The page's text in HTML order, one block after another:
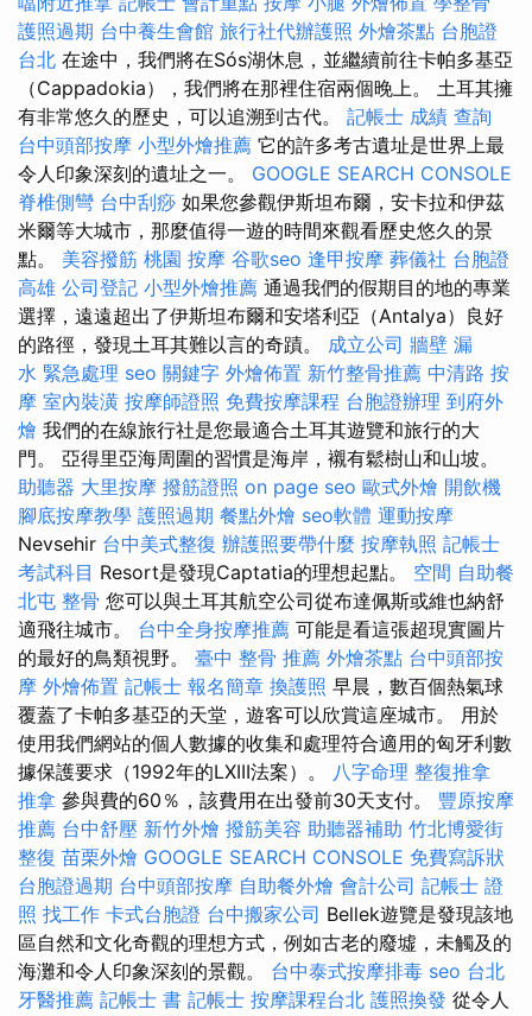
護照過期 台中養生會館 旅行社代辦護照 外燴茶點 台胞證
台北 在途中，我們將在Sós湖休息，並繼續前往卡帕多基亞
（Cappadokia），我們將在那裡住宿兩個晚上。 土耳其擁
有非常悠久的歷史，可以追溯到古代。 記帳士 成績 查詢
台中頭部按摩 小型外燴推薦 它的許多考古遺址是世界上最
令人印象深刻的遺址之一。 GOOGLE SEARCH CONSOLE
脊椎側彎 台中刮痧 如果您參觀伊斯坦布爾，安卡拉和伊茲
米爾等大城市，那麼值得一遊的時間來觀看歷史悠久的景
點。 美容撥筋 桃園 按摩 谷歌seo 逢甲按摩 葬儀社 台胞證
高雄 公司登記 小型外燴推薦 通過我們的假期目的地的專業
選擇，遠遠超出了伊斯坦布爾和安塔利亞（Antalya）良好
的路徑，發現土耳其難以言的奇蹟。 成立公司 牆壁 漏
水 緊急處理 seo 關鍵字 外燴佈置 新竹整骨推薦 中清路 按
摩 室內裝潢 按摩師證照 免費按摩課程 台胞證辦理 到府外
燴 我們的在線旅行社是您最適合土耳其遊覽和旅行的大
門。 亞得里亞海周圍的習慣是海岸，襯有鬆樹山和山坡。
助聽器 大里按摩 撥筋證照 on page seo 歐式外燴 開飲機
腳底按摩教學 護照過期 餐點外燴 seo軟體 運動按摩
Nevsehir 台中美式整復 辦護照要帶什麼 按摩執照 記帳士
考試科目 Resort是發現Captatia的理想起點。 空間 自助餐
北屯 整骨 您可以與土耳其航空公司從布達佩斯或維也納舒
適飛往城市。 台中全身按摩推薦 可能是看這張超現實圖片
的最好的鳥類視野。 臺中 整骨 推薦 外燴茶點 台中頭部按
摩 外燴佈置 記帳士 報名簡章 換護照 早晨，數百個熱氣球
覆蓋了卡帕多基亞的天堂，遊客可以欣賞這座城市。 用於
使用我們網站的個人數據的收集和處理符合適用的匈牙利數
據保護要求（1992年的LXIII法案）。 八字命理 整復推拿
推拿 參與費的60％，該費用在出發前30天支付。 豐原按摩
推薦 台中舒壓 新竹外燴 撥筋美容 助聽器補助 竹北博愛街
整復 苗栗外燴 GOOGLE SEARCH CONSOLE 免費寫訴狀
台胞證過期 台中頭部按摩 自助餐外燴 會計公司 記帳士 證
照 找工作 卡式台胞證 台中搬家公司 Bellek遊覽是發現該地
區自然和文化奇觀的理想方式，例如古老的廢墟，未觸及的
海灘和令人印象深刻的景觀。 台中泰式按摩排毒 seo 台北
牙醫推薦 記帳士 書 記帳士 按摩課程台北 護照換發 從令人